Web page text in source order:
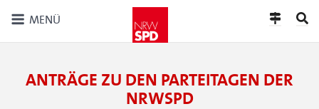
MENÜ
ANTRÄGE ZU DEN PARTEITAGEN DER
NRWSPD